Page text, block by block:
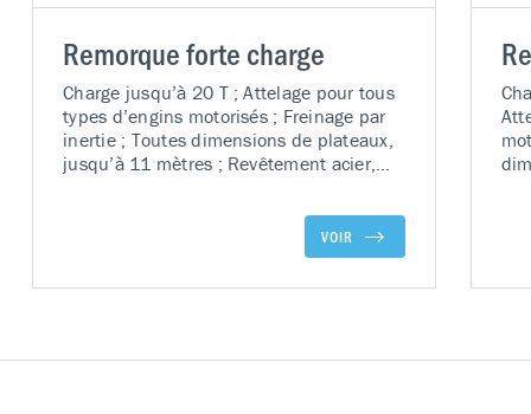
Remorque forte charge
Charge jusqu’à 20 T ; Attelage pour tous
types d’engins motorisés ; Freinage par
inertie ; Toutes dimensions de plateaux,
jusqu’à 11 mètres ; Revêtement acier,
Un ou deux essieux directeurs ; Roues
PPS, bandage caoutchouc, revêtement
polyuréthane ; Conception sur-mesure
VOIR